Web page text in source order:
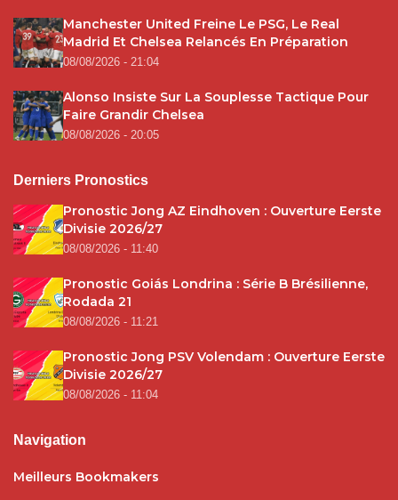
Manchester United Freine Le PSG, Le Real
Madrid Et Chelsea Relancés En Préparation
08/08/2026 - 21:04
Alonso Insiste Sur La Souplesse Tactique Pour
Faire Grandir Chelsea
08/08/2026 - 20:05
Derniers Pronostics
Pronostic Jong AZ Eindhoven : Ouverture Eerste
Divisie 2026/27
08/08/2026 - 11:40
Pronostic Goiás Londrina : Série B Brésilienne,
Rodada 21
08/08/2026 - 11:21
Pronostic Jong PSV Volendam : Ouverture Eerste
Divisie 2026/27
08/08/2026 - 11:04
Navigation
Meilleurs Bookmakers